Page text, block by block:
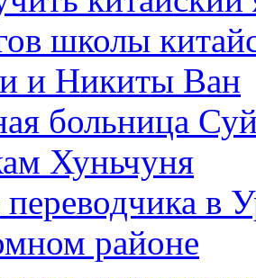
школы
и Никиты Ван
больница
Хуньчуня
переводчика в
районе